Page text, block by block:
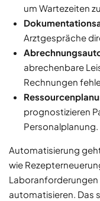
um Wartezeiten
Arztgespräche
abrechenbare
Rechnungen
prognostizieren
Personalplanung.
Automatisierung
wie
automatisieren. Das